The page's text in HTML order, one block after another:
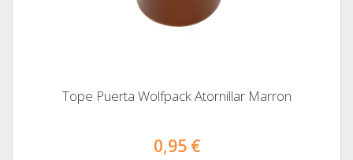
Tope Puerta Wolfpack Atornillar Marron
0,95 €